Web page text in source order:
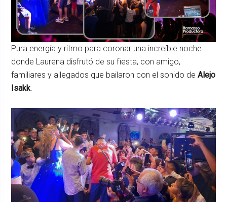
Pura energía y ritmo para coronar una increíble noche
donde Laurena disfrutó de su fiesta, con amigo,
familiares y allegados que bailaron con el sonido deAlejo
Isakk.